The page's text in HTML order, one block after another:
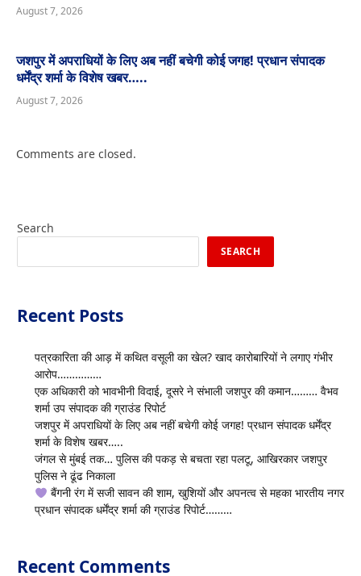
August 7, 2026
जशपुर में अपराधियों के लिए अब नहीं बचेगी कोई जगह! प्रधान संपादक
धर्मेंद्र शर्मा के विशेष खबर…..
August 7, 2026
Comments are closed.
Search
SEARCH
Recent Posts
पत्रकारिता की आड़ में कथित वसूली का खेल? खाद कारोबारियों ने लगाए गंभीर
आरोप……………
एक अधिकारी को भावभीनी विदाई, दूसरे ने संभाली जशपुर की कमान……… वैभव
शर्मा उप संपादक की ग्राउंड रिपोर्ट
जशपुर में अपराधियों के लिए अब नहीं बचेगी कोई जगह! प्रधान संपादक धर्मेंद्र
शर्मा के विशेष खबर…..
जंगल से मुंबई तक… पुलिस की पकड़ से बचता रहा पलटू, आखिरकार जशपुर
पुलिस ने ढूंढ निकाला
बैंगनी रंग में सजी सावन की शाम, खुशियों और अपनत्व से महका भारतीय नगर
प्रधान संपादक धर्मेंद्र शर्मा की ग्राउंड रिपोर्ट………
Recent Comments